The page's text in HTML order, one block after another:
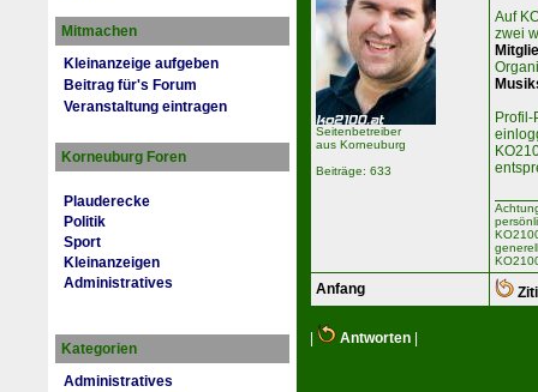
Mitmachen
Kleinanzeige aufgeben
Beitrag für's Forum
Veranstaltung eintragen
Korneuburg Foren
Plauderecke
Politik
Sport
Kleinanzeigen
Administratives
Kategorien
Administratives
Seitenbetreiber
aus Korneuburg
Beiträge: 633
Auf
zwei
Anfang
Antworten